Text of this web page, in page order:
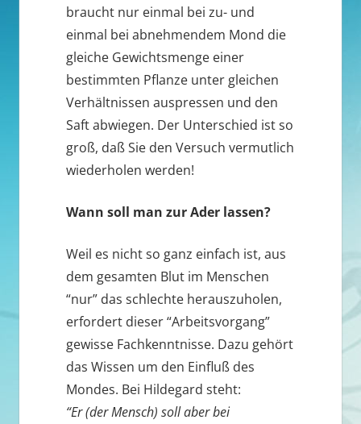
braucht nur einmal bei zu- und
einmal bei abnehmendem Mond die
gleiche Gewichtsmenge einer
bestimmten Pflanze unter gleichen
Verhältnissen auspressen und den
Saft abwiegen. Der Unterschied ist so
groß, daß Sie den Versuch vermutlich
wiederholen werden!
Wann soll man zur Ader lassen?
Weil es nicht so ganz einfach ist, aus
dem gesamten Blut im Menschen
“nur” das schlechte herauszuholen,
erfordert dieser “Arbeitsvorgang”
gewisse Fachkenntnisse. Dazu gehört
das Wissen um den Einfluß des
Mondes. Bei Hildegard steht:
“Er (der Mensch) soll aber bei